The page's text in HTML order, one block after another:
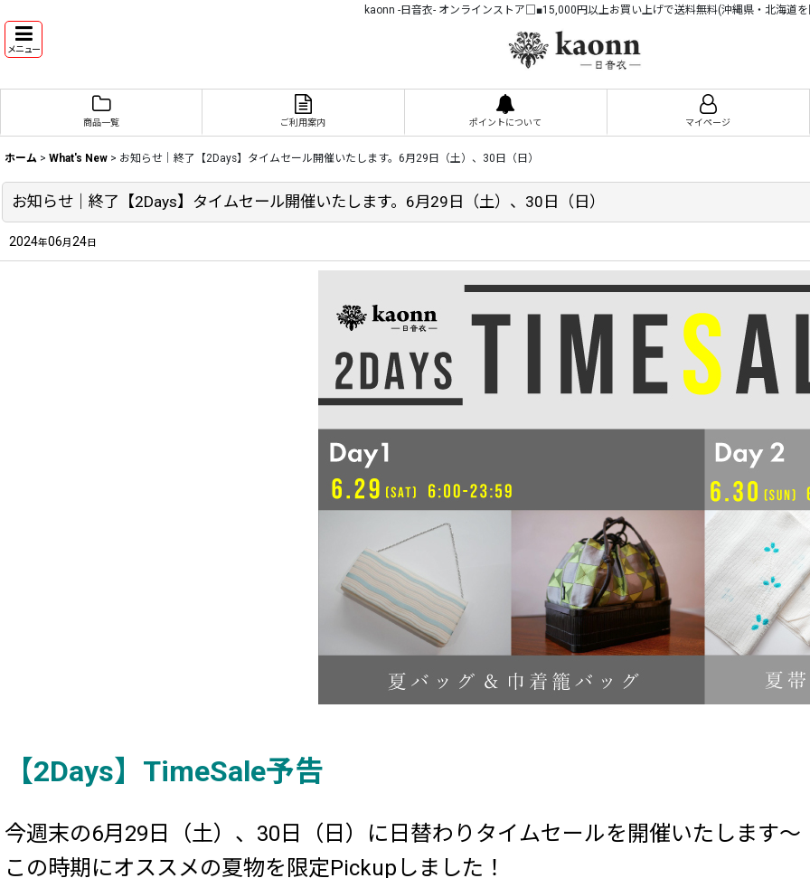
kaonn -日音衣- オンラインストア□■15,000円以上お買い上げで送料無料(沖縄県・北海道
メニュー
商品一覧 ご利用案内 ポイントについて マイページ
ホーム > What's New > お知らせ｜終了【2Days】タイムセール開催いたします。6月29日（土）、30日（日）
お知らせ｜終了【2Days】タイムセール開催いたします。6月29日（土）、30日（日）
2024年06月24日
【2Days】TimeSale予告
今週末の6月29日（土）、30日（日）に日替わりタイムセールを開催いたします～
この時期にオススメの夏物を限定Pickupしました！